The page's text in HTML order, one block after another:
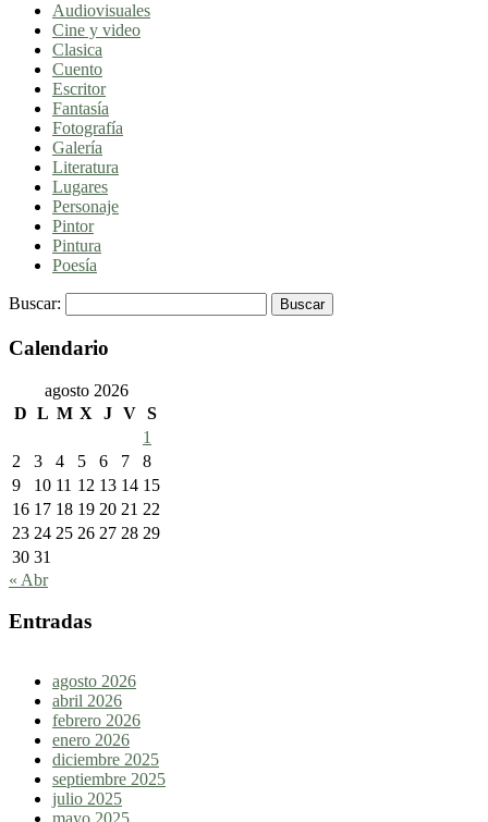
Audiovisuales
Cine y video
Clasica
Cuento
Escritor
Fantasía
Fotografía
Galería
Literatura
Lugares
Personaje
Pintor
Pintura
Poesía
Buscar:
Calendario
agosto 2026
D L M X J V S
1
2
3 4 5 6 7
8
9
10 11 12 13 14 15
16 17 18 19 20 21 22
23 24 25 26 27 28 29
30 31
« Abr
Entradas
agosto 2026
abril 2026
febrero 2026
enero 2026
diciembre 2025
septiembre 2025
julio 2025